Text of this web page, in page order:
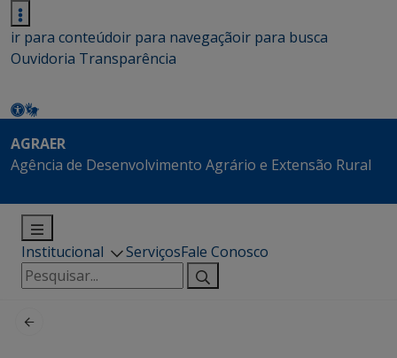
ir para conteúdoir para navegaçãoir para busca
Ouvidoria Transparência
AGRAER
Agência de Desenvolvimento Agrário e Extensão Rural
Institucional ServiçosFale Conosco
Pesquisar
por: